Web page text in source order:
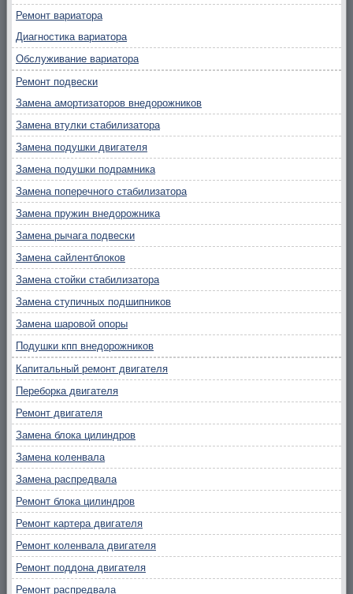
Ремонт вариатора
Диагностика вариатора
Обслуживание вариатора
Ремонт подвески
Замена амортизаторов внедорожников
Замена втулки стабилизатора
Замена подушки двигателя
Замена подушки подрамника
Замена поперечного стабилизатора
Замена пружин внедорожника
Замена рычага подвески
Замена сайлентблоков
Замена стойки стабилизатора
Замена ступичных подшипников
Замена шаровой опоры
Подушки кпп внедорожников
Капитальный ремонт двигателя
Переборка двигателя
Ремонт двигателя
Замена блока цилиндров
Замена коленвала
Замена распредвала
Ремонт блока цилиндров
Ремонт картера двигателя
Ремонт коленвала двигателя
Ремонт поддона двигателя
Ремонт распредвала